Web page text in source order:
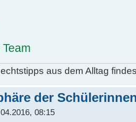
aus dem Alltag
der
08:15